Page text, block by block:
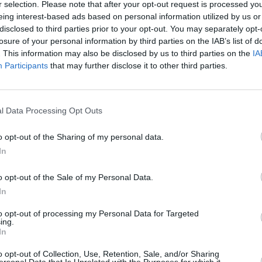
selection. Please note that after your opt-out request is processed
interest-based ads based on personal information utilized by us
to third parties prior to your opt-out. You may separately
of your personal information by third parties on the IAB’s list of
This information may also be disclosed by us to third parties on the
Participants that may further disclose it to other third parties.
Data Processing Opt Outs
opt-out of the Sharing of my personal data.
opt-out of the Sale of my Personal Data.
opt-out of processing my Personal Data for Targeted
opt-out of Collection, Use, Retention, Sale, and/or Sharing
zählt
)
aber von einem Jogger überwältigt werden. Während der Medicopter
Kurt für einen kurzen Augenblick Hans und dessen auffällige
fliehen kann, will Kurt Hans vor der Polizei erwischen und
Tim für den Verdächtigen, während Hans Tims Freundin Bea überfällt.
eine Frau zu vergewaltigen. Knapp bevor er sich mit einem
vorbei. Er überwältigt Hans und verständigt Notarzt und Polizei.
Einsatz. Die verletzte Elke wird erstversorgt und in das nächste
nach Hause, als der Medicopter gerade abhebt. Als er hört, was
verhindern, dass er sich auf Hans stürzt. Der wird gerade in den
auffallende Baseball-Mütze erkennen. Ein Polizist soll bei Kurt
zum Revier verunglückt der Polizeiwagen. Hans kann fliehen. Der